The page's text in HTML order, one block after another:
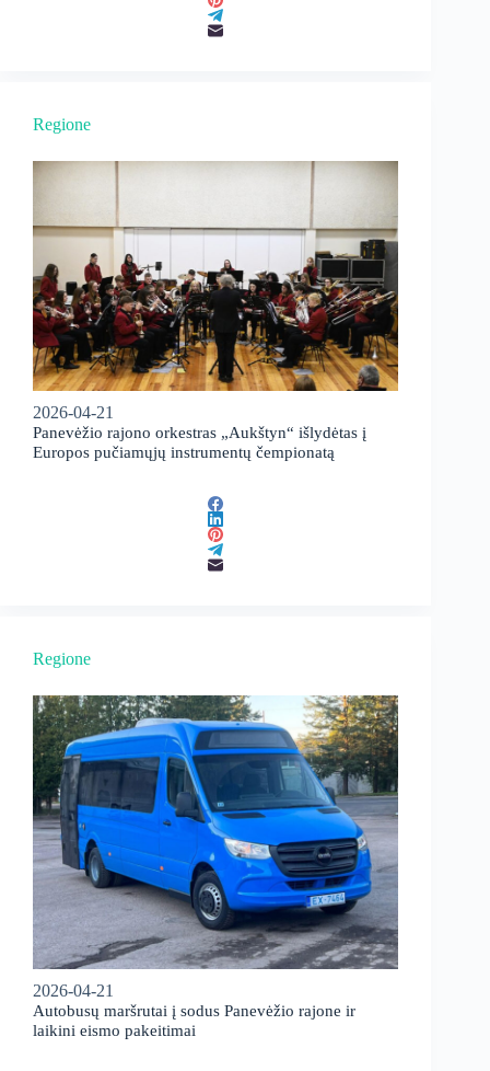
Regione
2026-04-21
Panevėžio rajono orkestras „Aukštyn“ išlydėtas į
Europos pučiamųjų instrumentų čempionatą
Regione
2026-04-21
Autobusų maršrutai į sodus Panevėžio rajone ir
laikini eismo pakeitimai